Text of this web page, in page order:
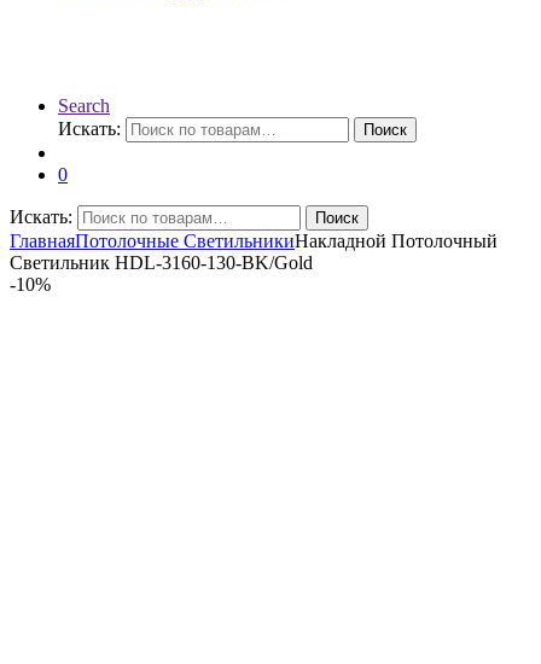
Search
Искать:
Поиск
0
Искать: Поиск
ГлавнаяПотолочные СветильникиНакладной Потолочный
Светильник HDL-3160-130-BK/Gold
-10%